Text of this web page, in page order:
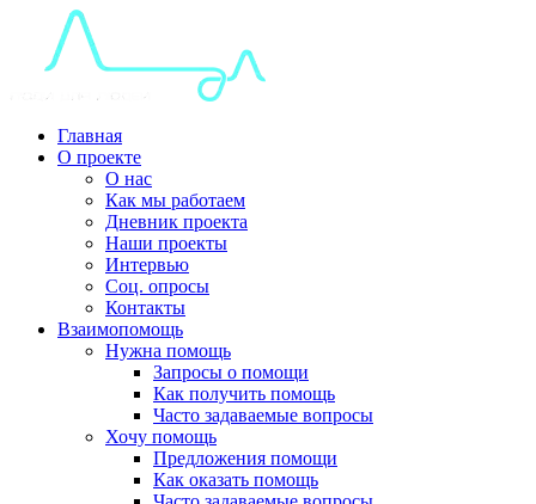
Главная
О проекте
О нас
Как мы работаем
Дневник проекта
Наши проекты
Интервью
Соц. опросы
Контакты
Взаимопомощь
Нужна помощь
Запросы о помощи
Как получить помощь
Часто задаваемые вопросы
Хочу помощь
Предложения помощи
Как оказать помощь